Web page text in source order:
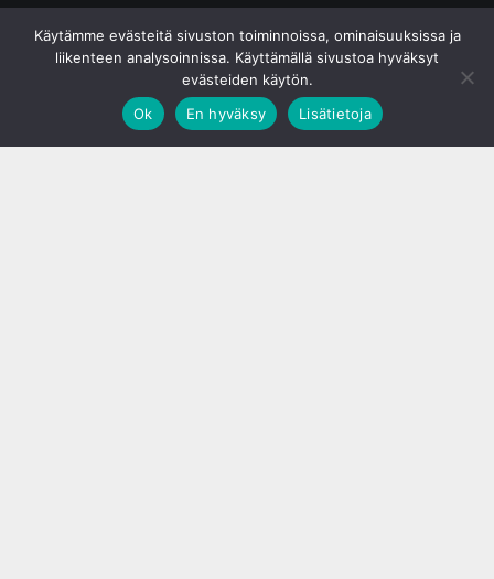
Käytämme evästeitä sivuston toiminnoissa, ominaisuuksissa ja
liikenteen analysoinnissa. Käyttämällä sivustoa hyväksyt
evästeiden käytön.
Ok
En hyväksy Lisätietoja